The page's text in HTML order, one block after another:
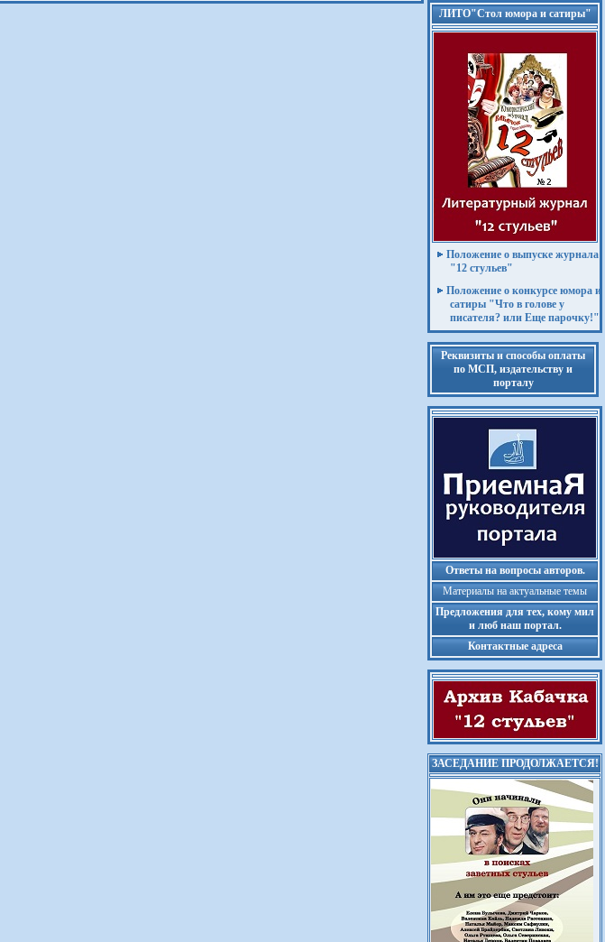
ЛИТО"Стол юмора и сатиры"
Положение о выпуске журнала
"12 стульев"
Положение о конкурсе юмора и
сатиры "Что в голове у
писателя? или Еще парочку!"
Реквизиты и способы оплаты
по МСП, издательству и
порталу
Ответы на вопросы авторов.
Материалы на актуальные темы
Предложения для тех, кому мил
и люб наш портал.
Контактные адреса
ЗАСЕДАНИЕ ПРОДОЛЖАЕТСЯ!